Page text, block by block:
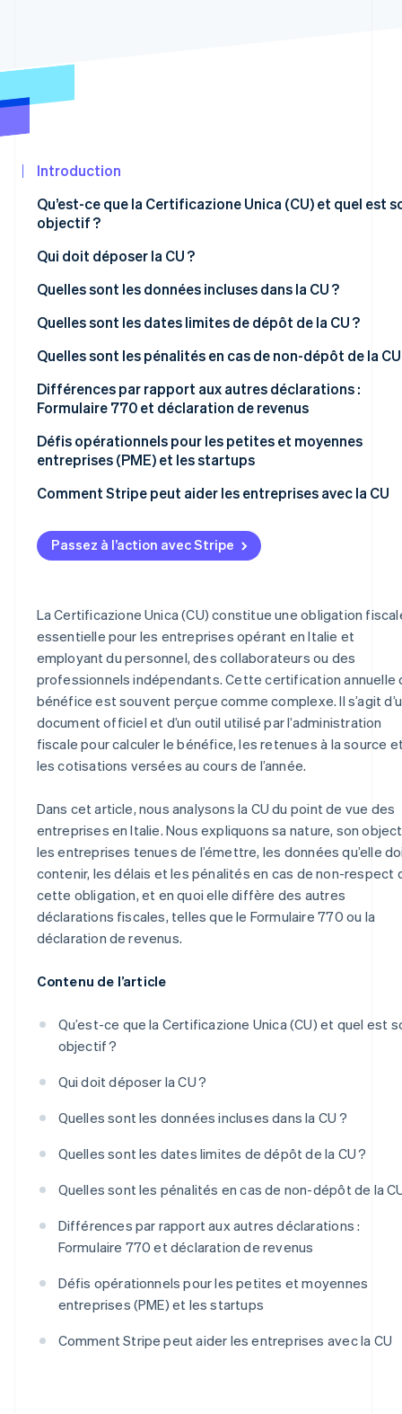
Constitution de start-up
Identity
Stripe Sessions 2026
Regarder la vidéo
Introduction
Qu’est-ce que la Certificazione Unica (CU) et quel est
objectif ?
Qui doit déposer la CU ?
Est-ce que les entreprises opérant sous le Régime
Quelles sont les données incluses dans la CU ?
Quelles sont les dates limites de dépôt de la CU ?
Quelles sont les pénalités en cas de non-dépôt de la CU
Différences par rapport aux autres déclarations :
Formulaire 770 et déclaration de revenus
Défis opérationnels pour les petites et moyennes
entreprises (PME) et les startups
Comment Stripe peut aider les entreprises avec la CU
Passez à l’action avec Stripe
La Certificazione Unica (CU) constitue une obligation
essentielle pour les entreprises opérant en Italie et
employant du personnel, des collaborateurs ou des
professionnels indépendants. Cette certification annuelle
bénéfice est souvent perçue comme complexe. Il s’agit
document officiel et d’un outil utilisé par l’administration
fiscale pour calculer le bénéfice, les retenues à la source
les cotisations versées au cours de l’année.
Dans cet article, nous analysons la CU du point de vue des
entreprises en Italie. Nous expliquons sa nature, son
les entreprises tenues de l’émettre, les données qu’elle
contenir, les délais et les pénalités en cas de non-respect
cette obligation, et en quoi elle diffère des autres
déclarations fiscales, telles que le Formulaire 770 ou la
déclaration de revenus.
Contenu de l’article
Qu’est-ce que la Certificazione Unica (CU) et quel est
objectif ?
Qui doit déposer la CU ?
Quelles sont les données incluses dans la CU ?
Quelles sont les dates limites de dépôt de la CU ?
Quelles sont les pénalités en cas de non-dépôt de la
Différences par rapport aux autres déclarations :
Formulaire 770 et déclaration de revenus
Défis opérationnels pour les petites et moyennes
entreprises (PME) et les startups
Comment Stripe peut aider les entreprises avec la CU